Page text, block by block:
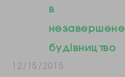
в
незавершене
будівництво
12/15/2015